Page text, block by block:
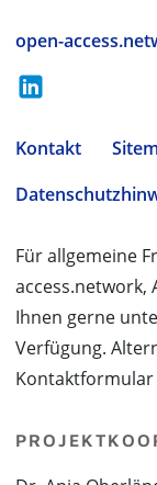
open-
Kontakt
Für allgemeine
access.network,
Ihnen gerne
Verfügung.
Kontaktformular